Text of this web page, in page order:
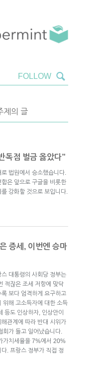
제의 글
독점 벌금 옳았다”
법원에서 승소했습니다.
은 앞으로 구글을 비롯한
강화할 것으로 보입니다.
증세, 이번엔 승마
대통령의 사회당 정부는
적잖은 조세 저항에 맞닥
보다 엄격하게 요구하고
위해 고소득자에 대한 소득
등도 인상하자, 인상안이
관계에 따라 반대 시위가
가 들고 일어났습니다.
가치세율을 7%에서 20%
. 프랑스 정부가 직접 정